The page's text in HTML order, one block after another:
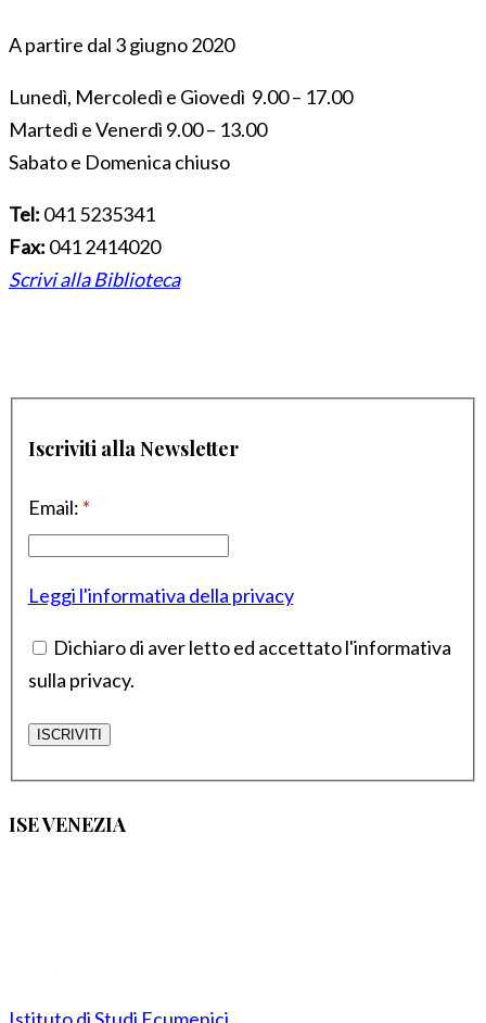
A partire dal 3 giugno 2020
Lunedì, Mercoledì e Giovedì 9.00 – 17.00
Martedì e Venerdì 9.00 – 13.00
Sabato e Domenica chiuso
Tel: 041 5235341
Fax: 041 2414020
Scrivi alla Biblioteca
Iscriviti alla Newsletter
Email: *
Leggi l'informativa della privacy
Dichiaro di aver letto ed accettato l'informativa
sulla privacy.
ISE VENEZIA